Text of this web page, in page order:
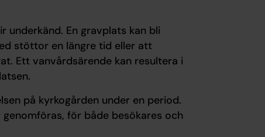
En gravplats kan bli
stöttor en längre tid eller att
Ett vanvårdsärende kan resultera i
på kyrkogården under en period.
för både besökares och